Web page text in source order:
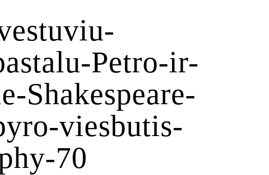
Petro-ir-
Shakespeare-
viesbutis-
70